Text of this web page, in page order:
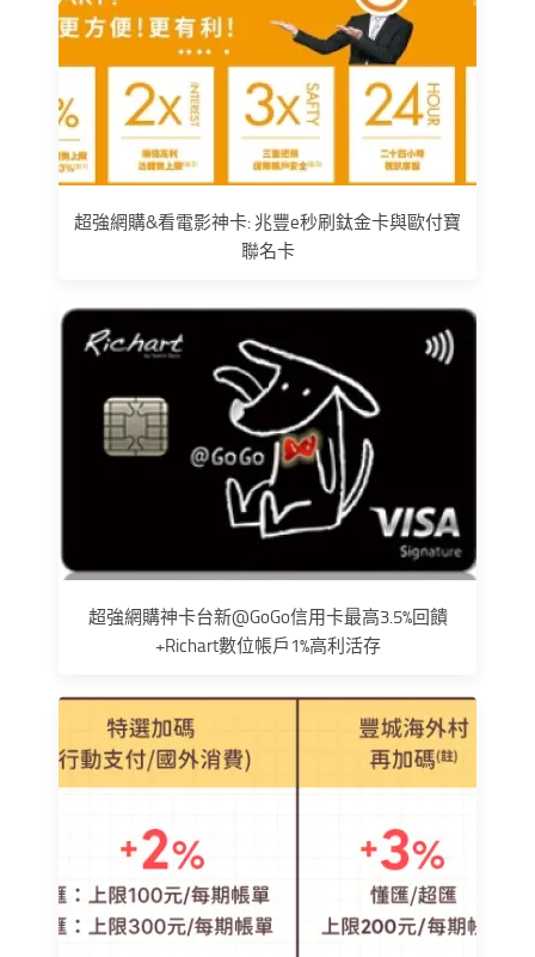
超強網購&看電影神卡: 兆豐e秒刷鈦金卡與歐付寶
聯名卡
超強網購神卡台新@GoGo信用卡最高3.5%回饋
+Richart數位帳戶1%高利活存